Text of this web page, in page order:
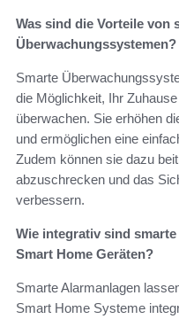
Was sind die Vorteile von
Überwachungssystemen?
Smarte
die Möglichkeit, Ihr
überwachen. Sie erhöhen
und ermöglichen eine
Zudem können sie dazu
abzuschrecken und das
verbessern.
Wie integrativ sind
Smart Home Geräten?
Smarte Alarmanlagen
Smart Home Systeme